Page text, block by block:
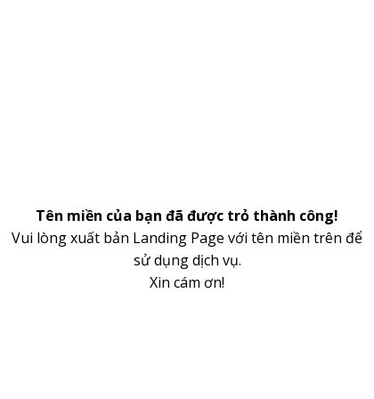
Tên miền của bạn đã được trỏ thành công!
Vui lòng xuất bản Landing Page với tên miền trên để
sử dụng dịch vụ.
Xin cám ơn!